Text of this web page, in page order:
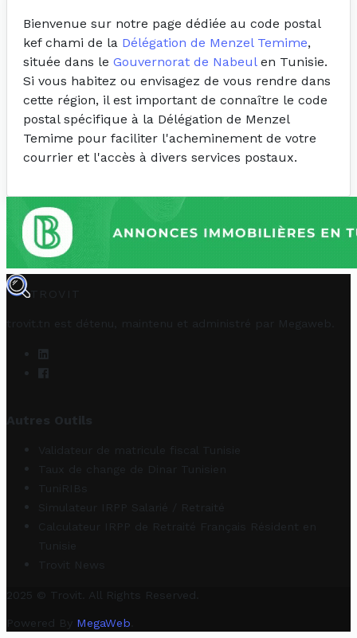
Bienvenue sur notre page dédiée au code postal
kef chami de la Délégation de Menzel Temime,
située dans le Gouvernorat de Nabeulen Tunisie.
Si vous habitez ou envisagez de vous rendre dans
cette région, il est important de connaître le code
postal spécifique à la Délégation de Menzel
Temime pour faciliter l'acheminement de votre
courrier et l'accès à divers services postaux.
TROVIT
trovit.tn est détenu, maintenu et administré par Megaweb
Autres Outils
Validateur de matricule fiscal Tunisie
Taux de change de Dinar Tunisien
TuniRIBs
Simulateur IRPP Salarié / Retraité
Calculateur IRPP de Retraité Français Résident en
Tunisie
Trovit News
2025 © Trovit. All Rights Reserved.
Powered By MegaWeb